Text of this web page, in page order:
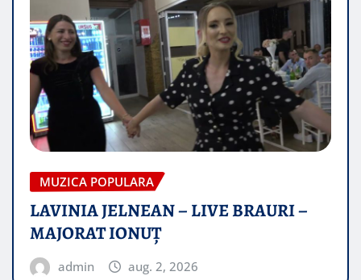
MUZICA POPULARA
LAVINIA JELNEAN – LIVE BRAURI –
MAJORAT IONUŢ
admin aug. 2, 2026